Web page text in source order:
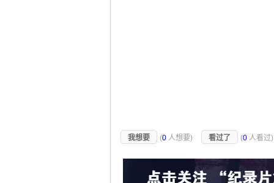
我想要 (0 人想要) 看过了 (0 人看过